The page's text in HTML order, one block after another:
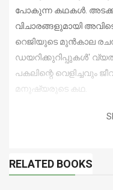
പോകുന്ന കഥകള്‍.
വിചാരങ്ങളുമായി അവിടെ
റെജിയുടെ മുന്‍കാല
ഡയറിക്കുറിപ്പുകള്‍'
പകലിന്റെ വെളിച്ചവും
മനുഷ്യരുടെ കഥ.
RELATED BOOKS